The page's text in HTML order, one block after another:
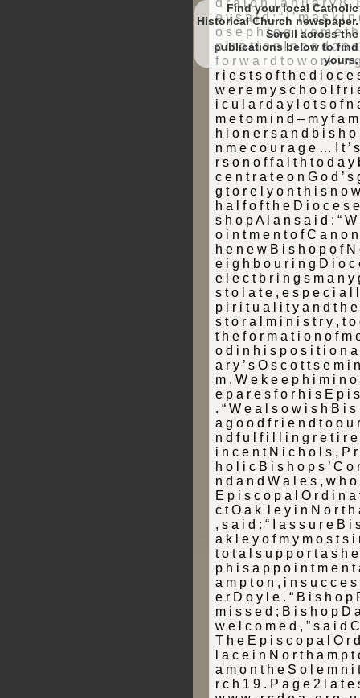
Find your local Catholic
Historical Church newspaper.
Scroll
to find
yours.